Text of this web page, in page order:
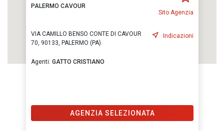
PALERMO CAVOUR
Sito Agenzia
VIA CAMILLO BENSO CONTE DI CAVOUR
70, 90133, PALERMO (PA)
Indicazioni
Agenti: GATTO CRISTIANO
AGENZIA SELEZIONATA